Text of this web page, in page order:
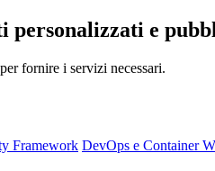
personalizzati e
fornire i servizi necessari.
Framework DevOps e Container